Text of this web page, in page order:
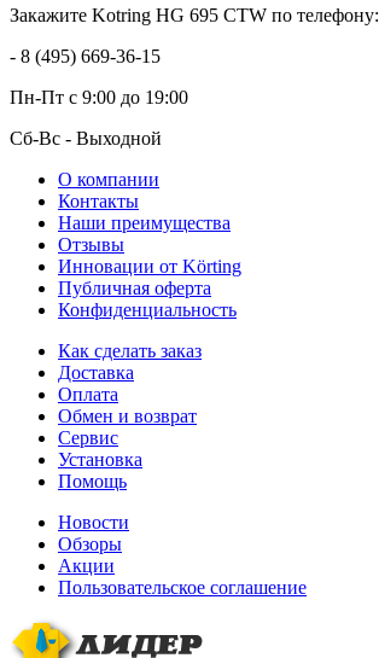
Закажите Kotring HG 695 CTW по телефону:
- 8 (495) 669-36-15
Пн-Пт с 9:00 до 19:00
Сб-Вс - Выходной
О компании
Контакты
Наши преимущества
Отзывы
Инновации от Körting
Публичная оферта
Конфиденциальность
Как сделать заказ
Доставка
Оплата
Обмен и возврат
Сервис
Установка
Помощь
Новости
Обзоры
Акции
Пользовательское соглашение